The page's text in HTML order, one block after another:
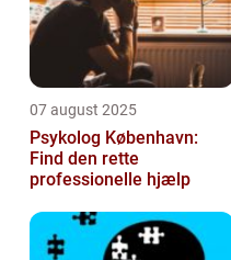
07 august 2025
Psykolog København:
Find den rette
professionelle hjælp